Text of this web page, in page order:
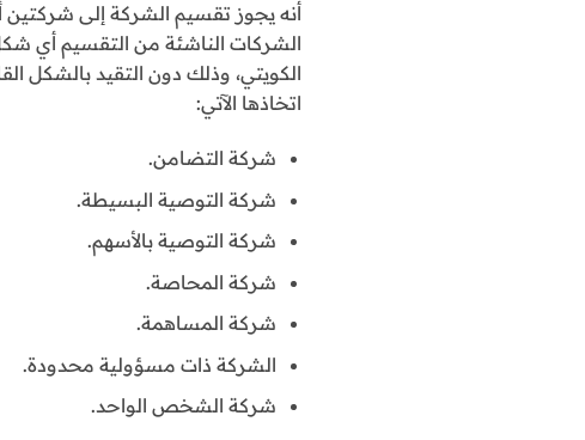
أنه يجوز تقسيم الشركة إلى شركتين
الشركات الناشئة من التقسيم أي
الكويتي، وذلك دون التقيد بالشكل
اتخاذها الآتي:
شركة التضامن.
شركة التوصية البسيطة.
شركة التوصية بالأسهم.
شركة المحاصة.
شركة المساهمة.
الشركة ذات مسؤولية محدودة.
شركة الشخص الواحد.